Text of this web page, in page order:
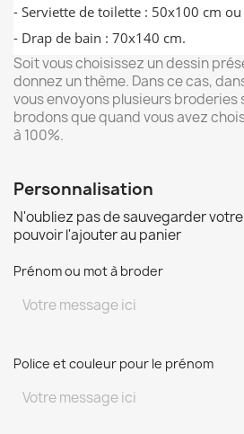
- Serviette de toilette : 50x100 cm
- Drap de bain : 70x140 cm.
Soit vous choisissez un dessin
donnez un thème. Dans ce cas,
vous envoyons plusieurs broderies
brodons que quand vous avez
à 100%.
Personnalisation
N'oubliez pas de sauvegarder
pouvoir l'ajouter au panier
Prénom ou mot à broder
Police et couleur pour le prénom